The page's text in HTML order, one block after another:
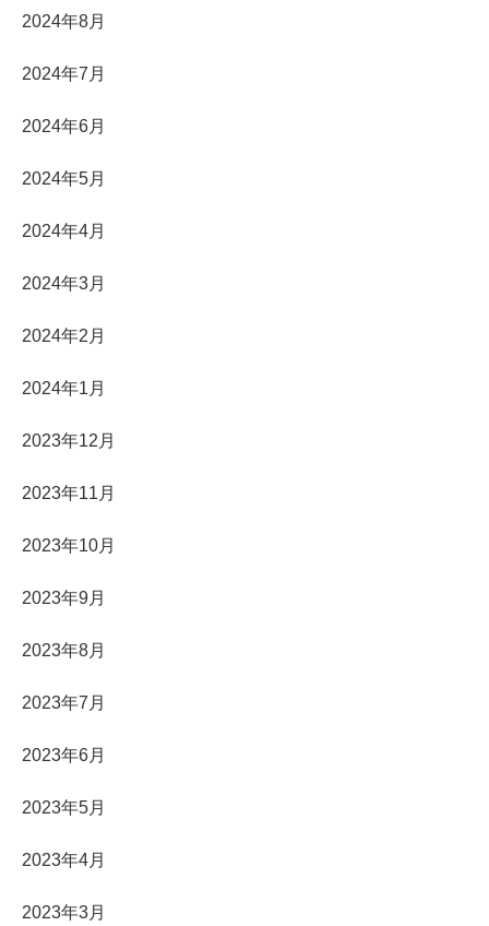
2024年8月
2024年7月
2024年6月
2024年5月
2024年4月
2024年3月
2024年2月
2024年1月
2023年12月
2023年11月
2023年10月
2023年9月
2023年8月
2023年7月
2023年6月
2023年5月
2023年4月
2023年3月